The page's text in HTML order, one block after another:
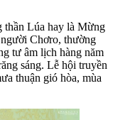
thần Lúa hay là Mừng
Chơro, thường
tư âm lịch hàng năm
sáng. Lễ hội truyền
thuận gió hòa, mùa